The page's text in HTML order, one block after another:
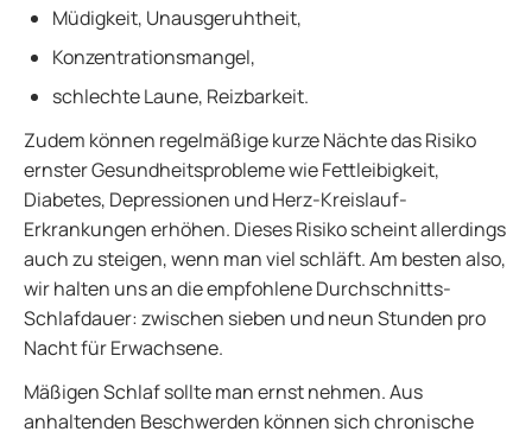
Müdigkeit, Unausgeruhtheit,
Konzentrationsmangel,
schlechte Laune, Reizbarkeit.
Zudem können regelmäßige kurze Nächte das Risiko
ernster Gesundheitsprobleme wie Fettleibigkeit,
Diabetes, Depressionen und Herz-Kreislauf-
Erkrankungen erhöhen. Dieses Risiko scheint allerdings
auch zu steigen, wenn man viel schläft. Am besten also,
wir halten uns an die empfohlene Durchschnitts-
Schlafdauer: zwischen sieben und neun Stunden pro
Nacht für Erwachsene.
Mäßigen Schlaf sollte man ernst nehmen. Aus
anhaltenden Beschwerden können sich chronische